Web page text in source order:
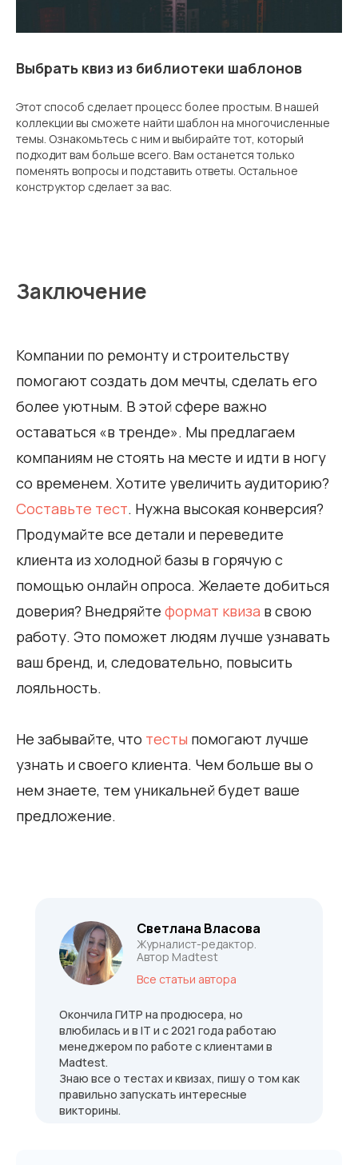
Выбрать квиз из библиотеки шаблонов
Этот способ сделает процесс более простым. В нашей
коллекции вы сможете найти шаблон на многочисленные
темы. Ознакомьтесь с ним и выбирайте тот, который
подходит вам больше всего. Вам останется только
поменять вопросы и подставить ответы. Остальное
конструктор сделает за вас.
Заключение
Компании по ремонту и строительству
помогают создать дом мечты, сделать его
более уютным. В этой сфере важно
оставаться «в тренде». Мы предлагаем
компаниям не стоять на месте и идти в ногу
со временем. Хотите увеличить аудиторию?
Составьте тест. Нужна высокая конверсия?
Продумайте все детали и переведите
клиента из холодной базы в горячую с
помощью онлайн опроса. Желаете добиться
доверия? Внедряйте формат квиза в свою
работу. Это поможет людям лучше узнавать
ваш бренд, и, следовательно, повысить
лояльность.
Не забывайте, что тесты помогают лучше
узнать и своего клиента. Чем больше вы о
нем знаете, тем уникальней будет ваше
предложение.
Окончила ГИТР на продюсера, но
влюбилась и в IT и с 2021 года работаю
менеджером по работе с клиентами в
Madtest.
Знаю все о тестах и квизах, пишу о том как
правильно запускать интересные
викторины.
Светлана Власова
Журналист-редактор.
Автор Madtest
Все статьи автора